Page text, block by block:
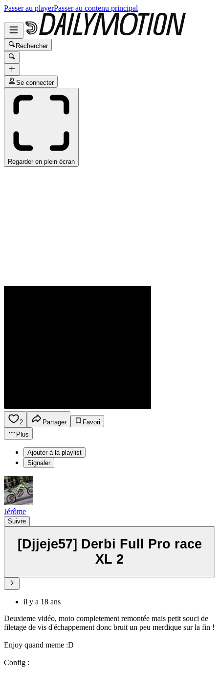
Passer au playerPasser au contenu principal
Rechercher
Se connecter
Regarder en plein écran
2 Partager
Favori
Plus
Ajouter à la playlist
Signaler
Jérôme
Suivre
[Djjeje57] Derbi Full Pro race
XL 2
il y a 18 ans
Deuxieme vidéo, moto completement remontée mais petit souci de
filetage de vis d'échappement donc bruit un peu merdique sur la fin !
Enjoy quand meme :D
Config :